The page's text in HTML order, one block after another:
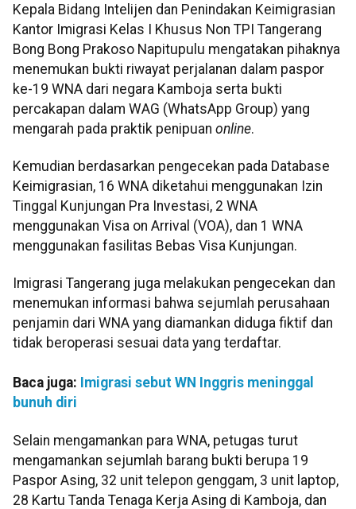
Kepala Bidang Intelijen dan Penindakan Keimigrasian
Kantor Imigrasi Kelas I Khusus Non TPI Tangerang
Bong Bong Prakoso Napitupulu mengatakan pihaknya
menemukan bukti riwayat perjalanan dalam paspor
ke-19 WNA dari negara Kamboja serta bukti
percakapan dalam WAG (WhatsApp Group) yang
mengarah pada praktik penipuan online.
Kemudian berdasarkan pengecekan pada Database
Keimigrasian, 16 WNA diketahui menggunakan Izin
Tinggal Kunjungan Pra Investasi, 2 WNA
menggunakan Visa on Arrival (VOA), dan 1 WNA
menggunakan fasilitas Bebas Visa Kunjungan.
Imigrasi Tangerang juga melakukan pengecekan dan
menemukan informasi bahwa sejumlah perusahaan
penjamin dari WNA yang diamankan diduga fiktif dan
tidak beroperasi sesuai data yang terdaftar.
Baca juga: Imigrasi sebut WN Inggris meninggal
bunuh diri
Selain mengamankan para WNA, petugas turut
mengamankan sejumlah barang bukti berupa 19
Paspor Asing, 32 unit telepon genggam, 3 unit laptop,
28 Kartu Tanda Tenaga Kerja Asing di Kamboja, dan